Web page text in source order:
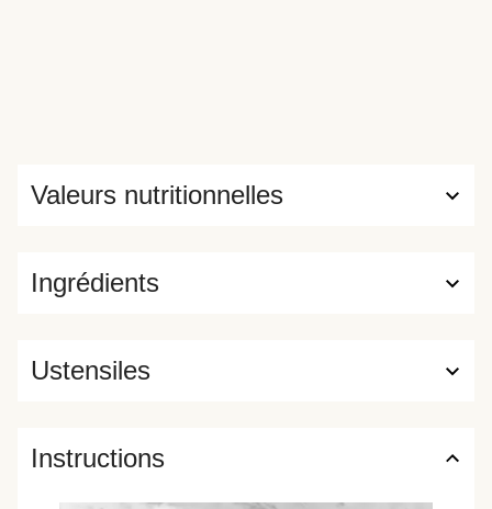
Ingrédients
Valeurs nutritionnelles
Ustensiles
Instructions